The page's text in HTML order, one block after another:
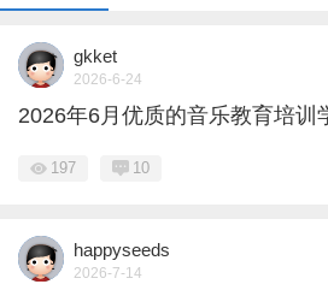
gkket
2026-6-24
2026年6月优质的音乐教育培训
197 10
happyseeds
2026-7-14